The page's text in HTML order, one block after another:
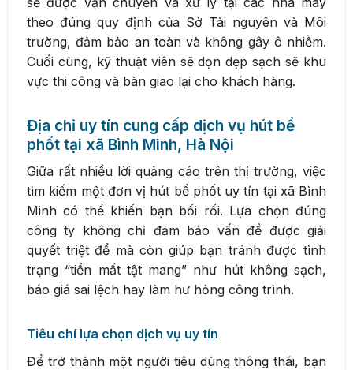
theo đúng quy định của Sở Tài nguyên và Môi
trường, đảm bảo an toàn và không gây ô nhiễm.
Cuối cùng, kỹ thuật viên sẽ dọn dẹp sạch sẽ khu
vực thi công và bàn giao lại cho khách hàng.
Địa chỉ uy tín cung cấp dịch vụ hút bể
phốt tại xã Bình Minh, Hà Nội
Giữa rất nhiều lời quảng cáo trên thị trường, việc
tìm kiếm một đơn vị hút bể phốt uy tín tại xã Bình
Minh có thể khiến bạn bối rối. Lựa chọn đúng
công ty không chỉ đảm bảo vấn đề được giải
quyết triệt để mà còn giúp bạn tránh được tình
trạng “tiền mất tật mang” như hút không sạch,
báo giá sai lệch hay làm hư hỏng công trình.
Tiêu chí lựa chọn dịch vụ uy tín
Để trở thành một người tiêu dùng thông thái, bạn